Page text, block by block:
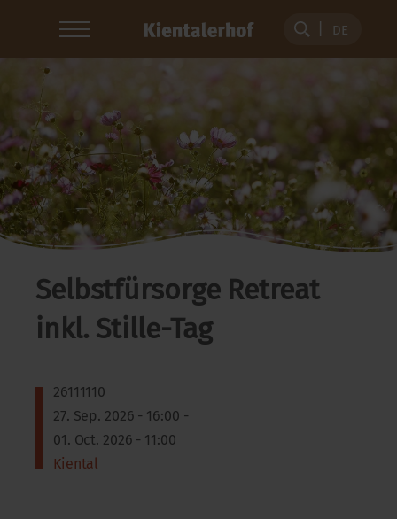
DE
Selbstfürsorge Retreat
inkl. Stille-Tag
26111110
27. Sep. 2026 - 16:00 -
01. Oct. 2026 - 11:00
Kiental